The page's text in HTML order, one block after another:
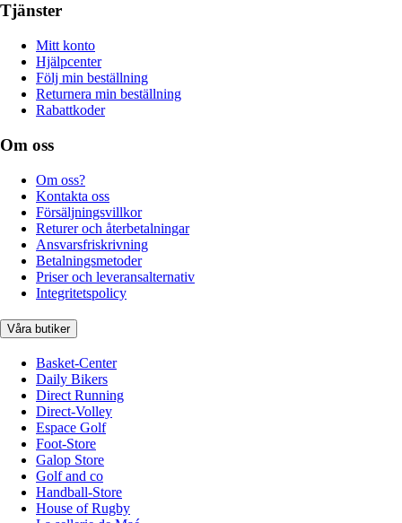
Tjänster
Mitt konto
Hjälpcenter
Följ min beställning
Returnera min beställning
Rabattkoder
Om oss
Om oss?
Kontakta oss
Försäljningsvillkor
Returer och återbetalningar
Ansvarsfriskrivning
Betalningsmetoder
Priser och leveransalternativ
Integritetspolicy
Våra butiker
Basket-Center
Daily Bikers
Direct Running
Direct-Volley
Espace Golf
Foot-Store
Galop Store
Golf and co
Handball-Store
House of Rugby